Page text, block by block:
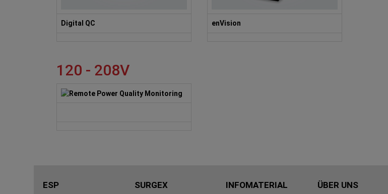
Digital QC enVision
120 - 208V
ESP SURGEX INFOMATERIAL ÜBER UNS